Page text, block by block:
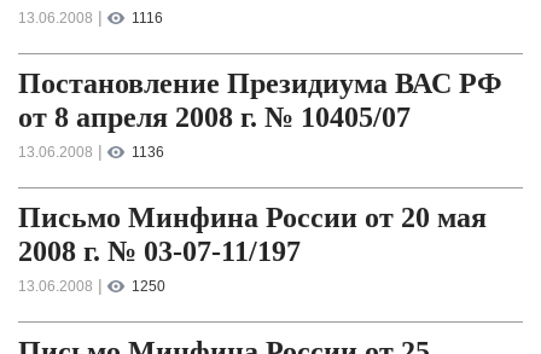
13.06.2008 | 1116
Постановление Президиума ВАС РФ
от 8 апреля 2008 г. № 10405/07
13.06.2008 | 1136
Письмо Минфина России от 20 мая
2008 г. № 03-07-11/197
13.06.2008 | 1250